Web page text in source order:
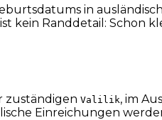
in
kein Randdetail: Schon
zuständigen Valilik, im
Einreichungen